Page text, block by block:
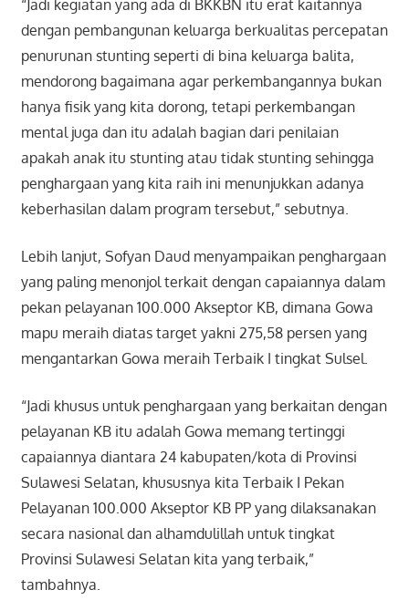
“Jadi kegiatan yang ada di BKKBN itu erat kaitannya
dengan pembangunan keluarga berkualitas percepatan
penurunan stunting seperti di bina keluarga balita,
mendorong bagaimana agar perkembangannya bukan
hanya fisik yang kita dorong, tetapi perkembangan
mental juga dan itu adalah bagian dari penilaian
apakah anak itu stunting atau tidak stunting sehingga
penghargaan yang kita raih ini menunjukkan adanya
keberhasilan dalam program tersebut,” sebutnya.
Lebih lanjut, Sofyan Daud menyampaikan penghargaan
yang paling menonjol terkait dengan capaiannya dalam
pekan pelayanan 100.000 Akseptor KB, dimana Gowa
mapu meraih diatas target yakni 275,58 persen yang
mengantarkan Gowa meraih Terbaik I tingkat Sulsel.
“Jadi khusus untuk penghargaan yang berkaitan dengan
pelayanan KB itu adalah Gowa memang tertinggi
capaiannya diantara 24 kabupaten/kota di Provinsi
Sulawesi Selatan, khususnya kita Terbaik I Pekan
Pelayanan 100.000 Akseptor KB PP yang dilaksanakan
secara nasional dan alhamdulillah untuk tingkat
Provinsi Sulawesi Selatan kita yang terbaik,”
tambahnya.